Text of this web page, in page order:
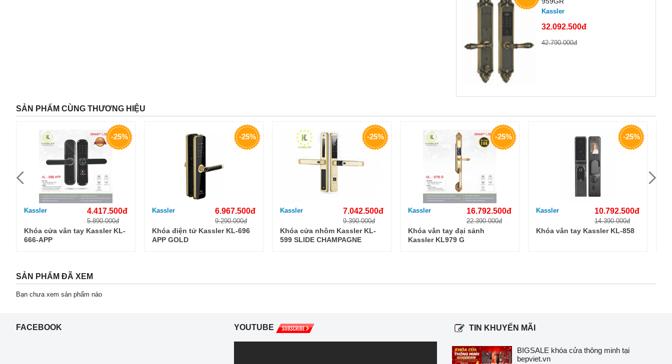
Kassler
32.092.500đ
42.790.000đ
SẢN PHẨM CÙNG THƯƠNG HIỆU
-25%
Kassler 4.417.500đ
5.890.000đ
Khóa cửa vân tay Kassler KL-
666-APP
-25%
Kassler 6.967.500đ
9.290.000đ
Khóa điện tử Kassler KL-696
APP GOLD
-25%
Kassler 7.042.500đ
9.390.000đ
Khóa cửa nhôm Kassler KL-
599 SLIDE CHAMPAGNE
-25%
Kassler 16.792.500đ
22.390.000đ
Khóa vân tay đại sảnh
Kassler KL979 G
-25%
Kassler 10.792.500đ
14.390.000đ
Khóa vân tay Kassler KL-858
SẢN PHẨM ĐÃ XEM
Bạn chưa xem sản phẩm nào
FACEBOOK YOUTUBE TIN KHUYẾN MÃI
BIGSALE khóa cửa thông minh tại
bepviet.vn